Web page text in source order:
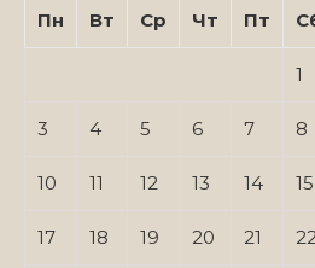
Пн
Вт Ср Чт Пт
1
3 4 5 6 7 8
10 11 12 13 14 15
17 18 19 20 21